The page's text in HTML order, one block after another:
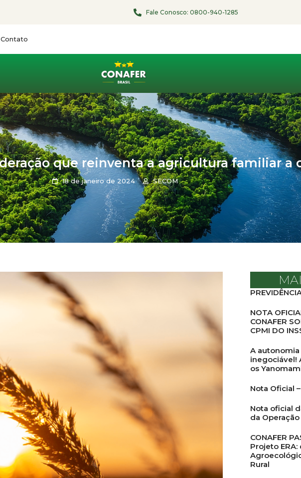
Fale Conosco: 0800-940-1285
Contato
que reinventa a agricultura familiar a
18 de janeiro de 2024 SECOM
NOTA
CONAFER
CPMI DO
A
inegociável!
os
Nota Oficial
Nota oficial
da
CONAFER
Projeto ERA:
Rural